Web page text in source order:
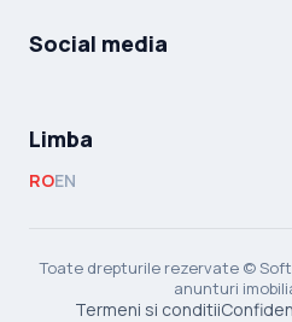
Social media
Limba
ROEN
Toate drepturile rezervate ©
anunturi
Termeni si conditii